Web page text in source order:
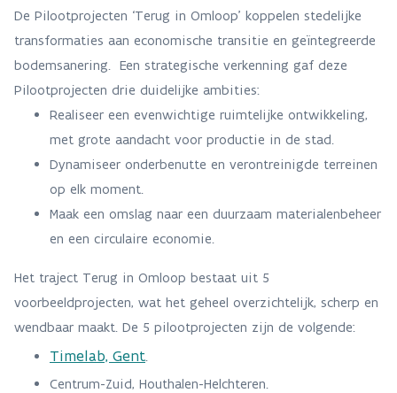
De Pilootprojecten ‘Terug in Omloop’ koppelen stedelijke
transformaties aan economische transitie en geïntegreerde
bodemsanering. Een strategische verkenning gaf deze
Pilootprojecten drie duidelijke ambities:
Realiseer een evenwichtige ruimtelijke ontwikkeling,
met grote aandacht voor productie in de stad.
Dynamiseer onderbenutte en verontreinigde terreinen
op elk moment.
Maak een omslag naar een duurzaam materialenbeheer
en een circulaire economie.
Het traject Terug in Omloop bestaat uit 5
voorbeeldprojecten, wat het geheel overzichtelijk, scherp en
wendbaar maakt. De 5 pilootprojecten zijn de volgende:
Timelab, Gent.
Centrum-Zuid, Houthalen-Helchteren.